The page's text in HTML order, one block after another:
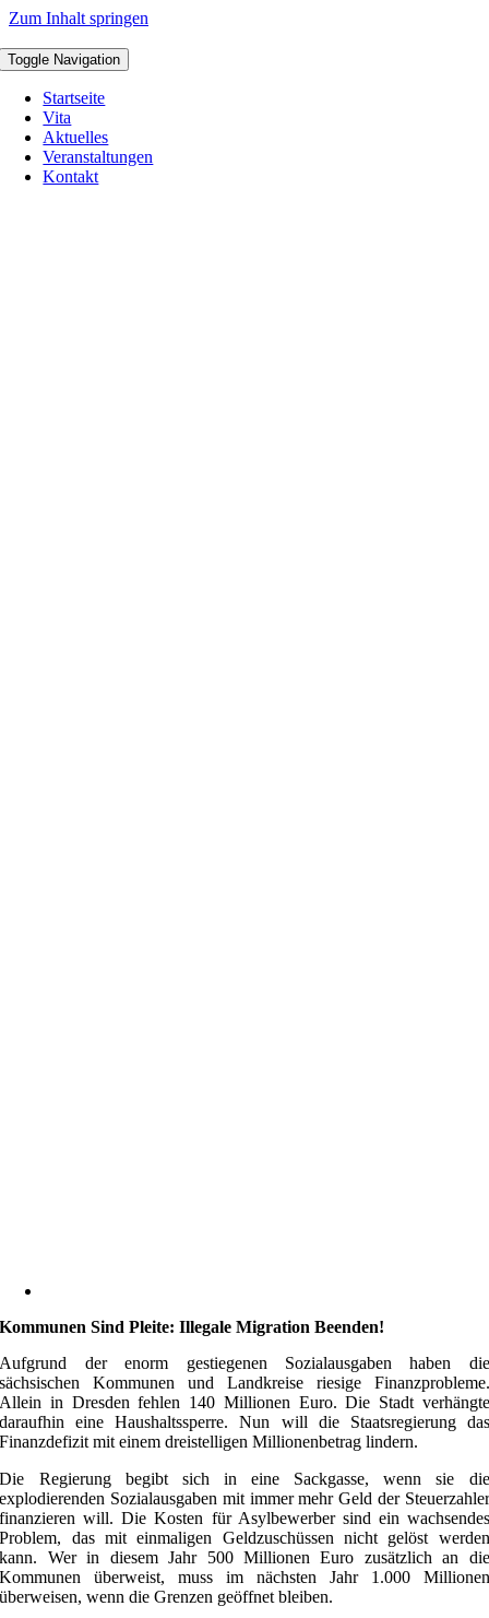
Zum Inhalt springen
Toggle Navigation
Startseite
Vita
Aktuelles
Veranstaltungen
Kontakt
Kommunen Sind Pleite: Illegale Migration Beenden!
Aufgrund der enorm gestiegenen Sozialausgaben haben die
sächsischen Kommunen und Landkreise riesige Finanzprobleme.
Allein in Dresden fehlen 140 Millionen Euro. Die Stadt verhängte
daraufhin eine Haushaltssperre. Nun will die Staatsregierung das
Finanzdefizit mit einem dreistelligen Millionenbetrag lindern.
Die Regierung begibt sich in eine Sackgasse, wenn sie die
explodierenden Sozialausgaben mit immer mehr Geld der Steuerzahler
finanzieren will. Die Kosten für Asylbewerber sind ein wachsendes
Problem, das mit einmaligen Geldzuschüssen nicht gelöst werden
kann. Wer in diesem Jahr 500 Millionen Euro zusätzlich an die
Kommunen überweist, muss im nächsten Jahr 1.000 Millionen
überweisen, wenn die Grenzen geöffnet bleiben.